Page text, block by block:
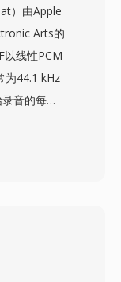
）由Apple
Arts的
以线性PCM
44.1 kHz
音的每一
结构组织内
成，包括